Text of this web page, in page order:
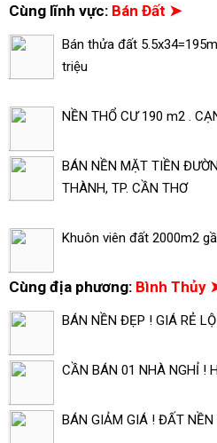
Cùng lĩnh vực: Bán Đất ➤
Bán thửa đất
triệu
NỀN THỔ CƯ 190 m2 .
BÁN NỀN MẶT TIỀN
THÀNH, TP. CẦN THƠ
Khuôn viên đất 2000m2
Cùng địa phương: Bình Thủy
BÁN NỀN ĐẸP ! GIÁ RẺ
CẦN BÁN 01 NHÀ NGHỈ !
BÁN GIẢM GIÁ ! ĐẤT NỀN